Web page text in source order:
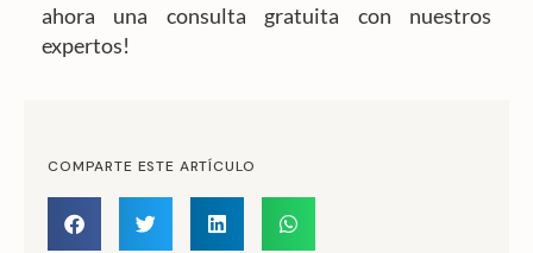
ahora una consulta gratuita con nuestros
expertos!
COMPARTE ESTE ARTÍCULO